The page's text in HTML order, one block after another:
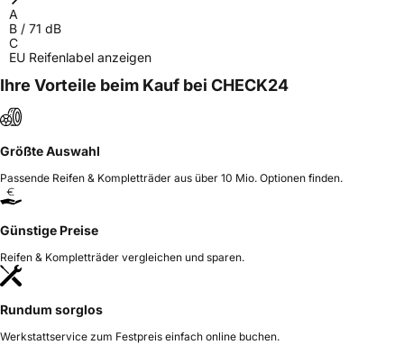
A
B / 71 dB
C
EU Reifenlabel anzeigen
Ihre Vorteile beim Kauf bei CHECK24
Größte Auswahl
Passende Reifen & Kompletträder aus über 10 Mio. Optionen finden.
Günstige Preise
Reifen & Kompletträder vergleichen und sparen.
Rundum sorglos
Werkstattservice zum Festpreis einfach online buchen.